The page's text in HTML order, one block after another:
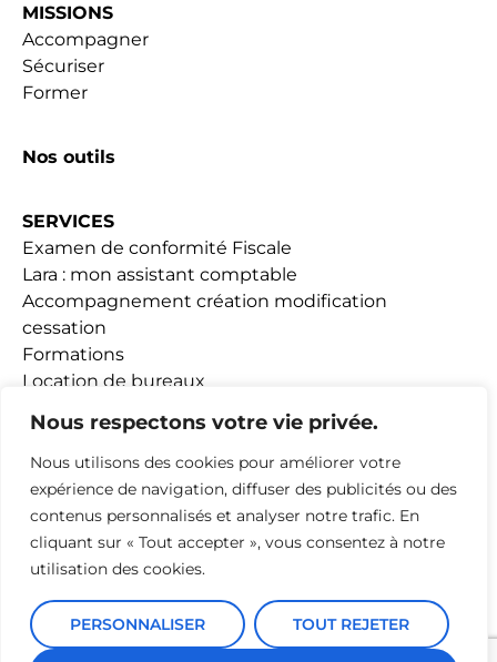
Nous respectons votre vie privée.
Nous utilisons des cookies pour améliorer votre
expérience de navigation, diffuser des publicités ou des
contenus personnalisés et analyser notre trafic. En
cliquant sur « Tout accepter », vous consentez à notre
utilisation des cookies.
PERSONNALISER TOUT REJETER
MISSIONS
Accompagner
Sécuriser
Former
Nos outils
SERVICES
Examen de conformité Fiscale
Lara : mon assistant comptable
Accompagnement création modification
cessation
Formations
Location de bureaux
ACTUALITÉS
ADHESION
Mentions Légales